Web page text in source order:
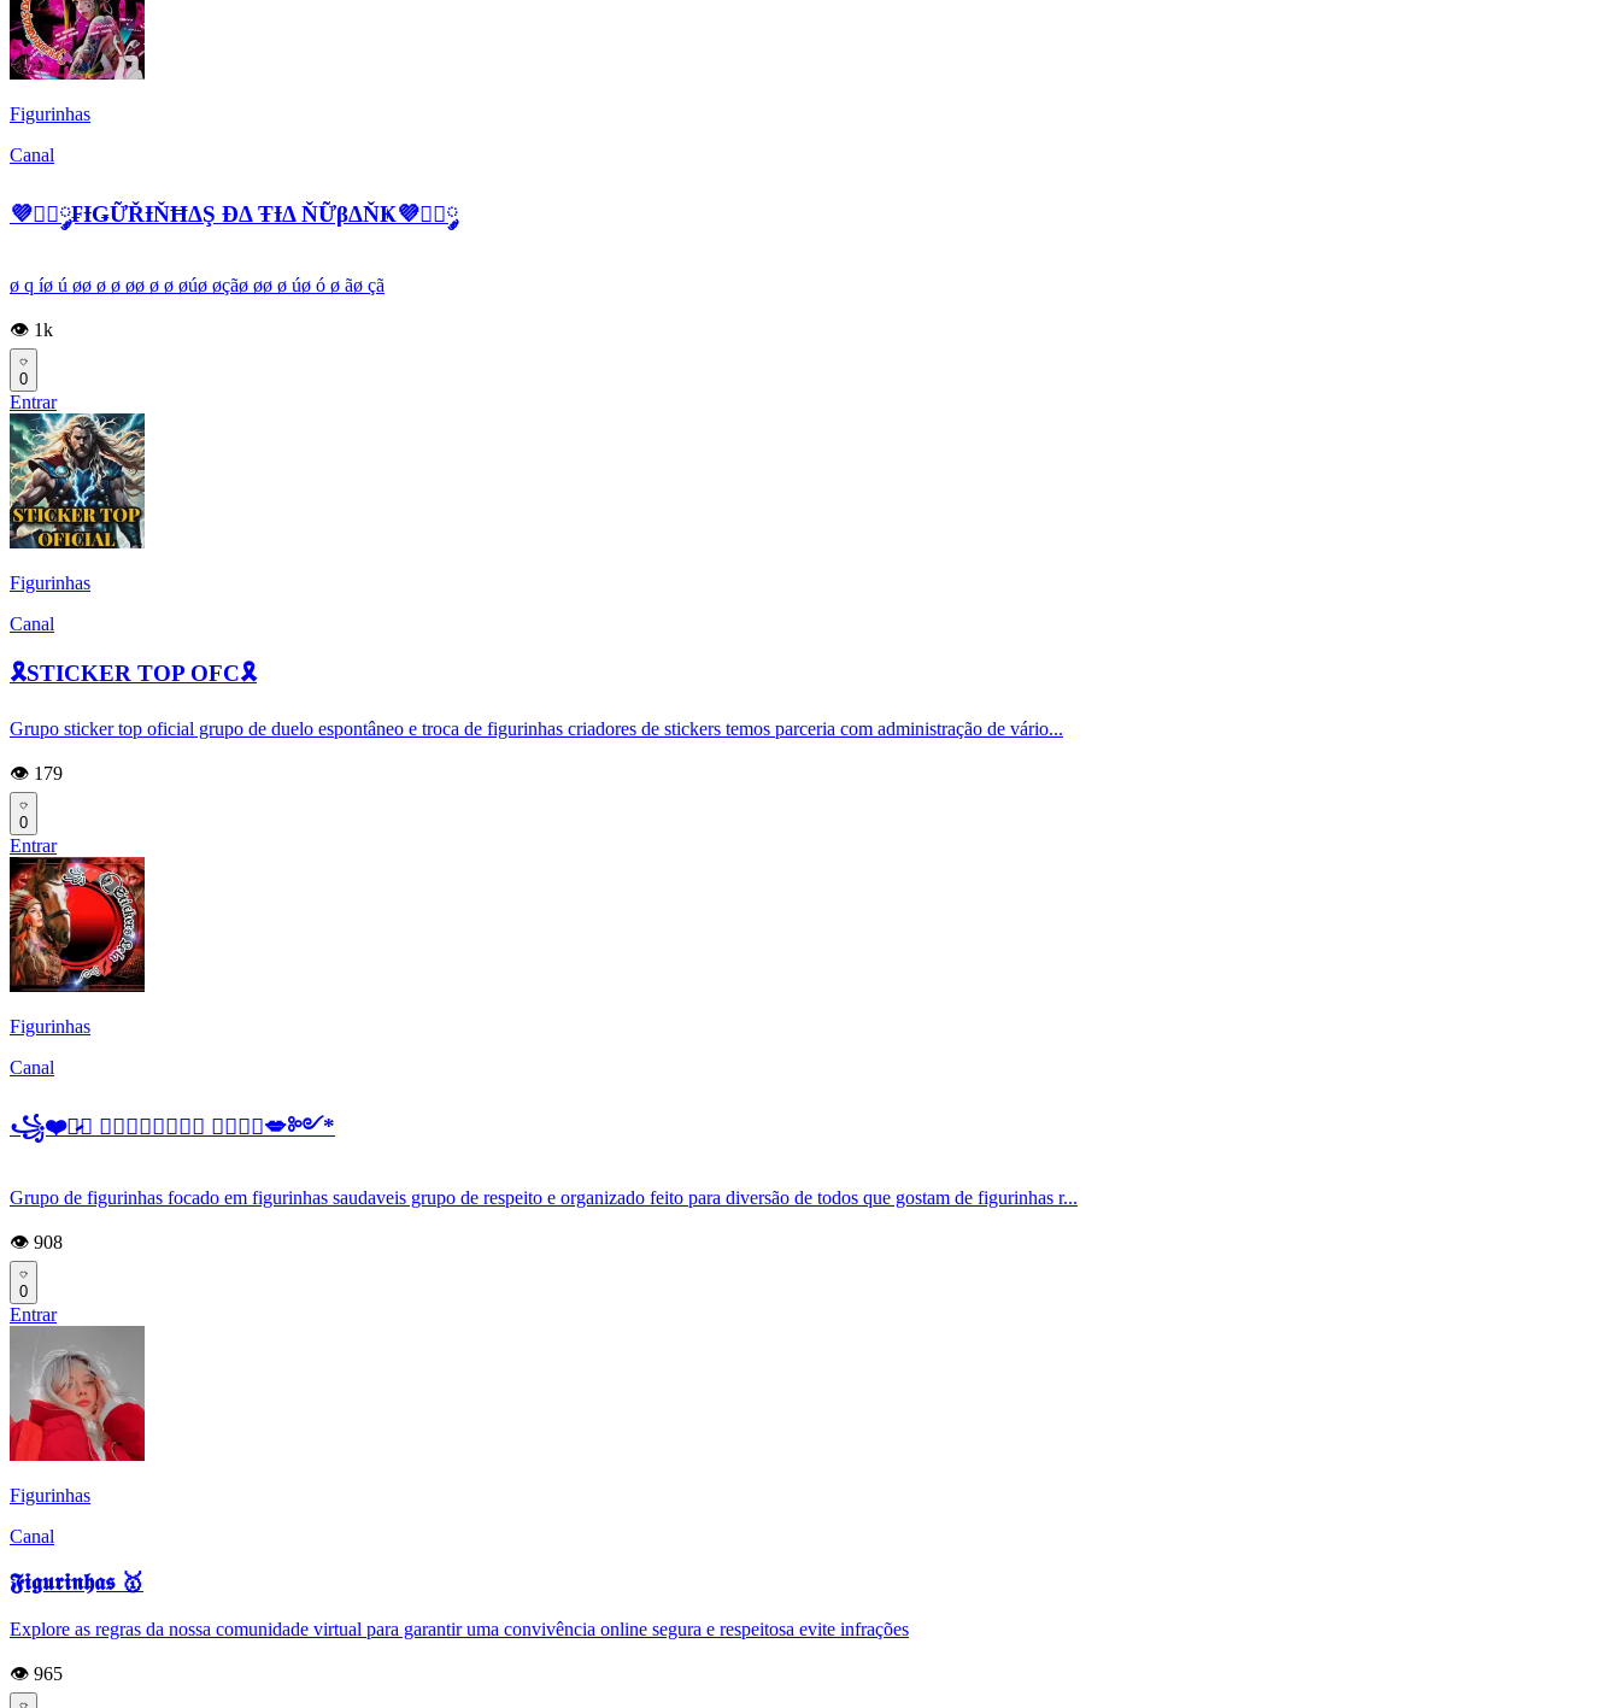
Figurinhas
Canal
💜፝⃟༘₣ƗǤỮŘƗŇĦΔŞ ĐΔ ŦƗΔ ŇỮβΔŇҜ💜፝⃟༘
ø q íø ú øø ø ø øø ø ø øúø øçãø øø ø úø ó ø ãø çã
👁️ 1k
0
Entrar
Figurinhas
Canal
🎗️STICKER TOP OFC🎗️
Grupo sticker top oficial grupo de duelo espontâneo e troca de figurinhas criadores de stickers temos parceria com administração de vário...
👁️ 179
0
Entrar
Figurinhas
Canal
꧁❤️𔒰̷̷̷⃝ 𝕾𝖙𝖎𝖈𝖐𝖊𝖗𝖘 𝕷𝖊𝖑𝖆💋༻*
Grupo de figurinhas focado em figurinhas saudaveis grupo de respeito e organizado feito para diversão de todos que gostam de figurinhas r...
👁️ 908
0
Entrar
Figurinhas
Canal
𝕱𝖎𝖌𝖚𝖗𝖎𝖓𝖍𝖆𝖘 🥇
Explore as regras da nossa comunidade virtual para garantir uma convivência online segura e respeitosa evite infrações
👁️ 965